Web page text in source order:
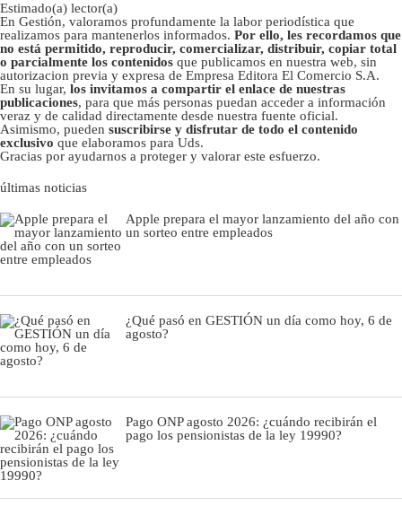
Estimado(a) lector(a)
En Gestión, valoramos profundamente la labor periodística que
realizamos para mantenerlos informados. Por ello, les recordamos que
no está permitido, reproducir, comercializar, distribuir, copiar total
o parcialmente los contenidos que publicamos en nuestra web, sin
autorizacion previa y expresa de Empresa Editora El Comercio S.A.
En su lugar, los invitamos a compartir el enlace de nuestras
publicaciones, para que más personas puedan acceder a información
veraz y de calidad directamente desde nuestra fuente oficial.
Asimismo, pueden suscribirse y disfrutar de todo el contenido
exclusivo que elaboramos para Uds.
Gracias por ayudarnos a proteger y valorar este esfuerzo.
últimas noticias
Apple prepara el mayor lanzamiento del año con
un sorteo entre empleados
¿Qué pasó en GESTIÓN un día como hoy, 6 de
agosto?
Pago ONP agosto 2026: ¿cuándo recibirán el
pago los pensionistas de la ley 19990?